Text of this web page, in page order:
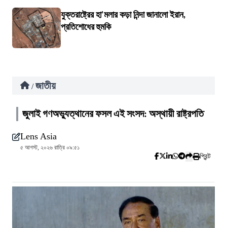
যুক্তরাষ্ট্রের হা'মলার কড়া নিন্দা জানালো ইরান,
প্রতিশোধের হুমকি
/ জাতীয়
জুলাই গণঅভ্যুত্থানের ফসল এই সংসদ: অস্থায়ী রাষ্ট্রপতি
Lens Asia
৫ আগস্ট, ২০২৬ রাত্রি ০৯:৫১
প্রিন্ট